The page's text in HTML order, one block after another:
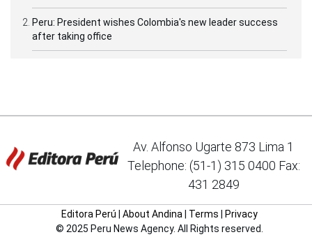
Peru: President wishes Colombia's new leader success
after taking office
Av. Alfonso Ugarte 873 Lima 1
Telephone: (51-1) 315 0400 Fax:
431 2849
Editora Perú About Andina Terms
Privacy
© 2025 Peru News Agency. All Rights reserved.